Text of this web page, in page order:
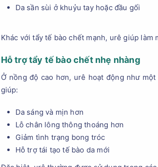
Da sần sùi ở khuỷu tay hoặc đầu gối
Khác với tẩy tế bào chết mạnh, urê giúp
Hỗ trợ tẩy tế bào chết nhẹ nhàng
Ở nồng độ cao hơn, urê hoạt động như
giúp:
Da sáng và mịn hơn
Lỗ chân lông thông thoáng hơn
Giảm tình trạng bong tróc
Hỗ trợ tái tạo tế bào da mới